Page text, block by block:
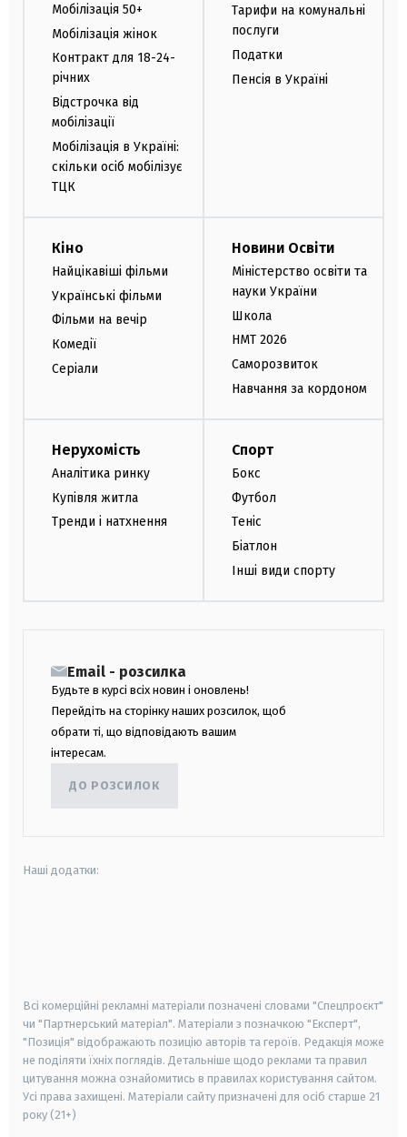
Мобілізація 50+
Мобілізація жінок
Контракт для 18-24-
річних
Відстрочка від
мобілізації
Мобілізація в Україні:
скільки осіб мобілізує
ТЦК
Тарифи на комунальні
послуги
Податки
Пенсія в Україні
Кіно
Найцікавіші фільми
Українські фільми
Фільми на вечір
Комедії
Серіали
Новини Освіти
Міністерство освіти та
науки України
Школа
НМТ 2026
Саморозвиток
Навчання за кордоном
Нерухомість
Аналітика ринку
Купівля житла
Тренди і натхнення
Спорт
Бокс
Футбол
Теніс
Біатлон
Інші види спорту
Email - розсилка
Будьте в курсі всіх новин і оновлень!
Перейдіть на сторінку наших розсилок, щоб
обрати ті, що відповідають вашим
інтересам.
ДО РОЗСИЛОК
Наші додатки:
Всі комерційні рекламні матеріали позначені словами "Спецпроєкт"
чи "Партнерський матеріал". Матеріали з позначкою "Експерт",
"Позиція" відображають позицію авторів та героїв. Редакція може
не поділяти їхніх поглядів. Детальніше щодо реклами та правил
цитування можна ознайомитись в правилах користування сайтом.
Усі права захищені. Матеріали сайту призначені для осіб старше 21
року (21+)